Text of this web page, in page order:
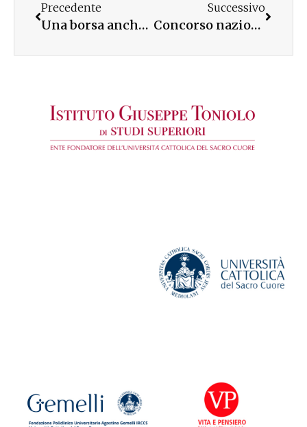
Precedente
Una borsa anche ad Ascoli Piceno
Successivo
Concorso nazionale Borse Toniolo 2011-12